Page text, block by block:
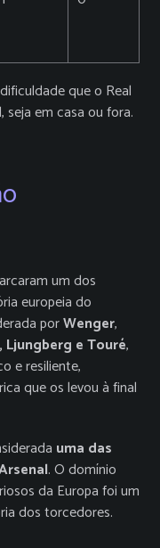
que o Real
em casa ou fora.
um dos
europeia do
porWenger,
Ljungberg e Touré,
e resiliente,
que os levou à final
uma das
. O domínio
da Europa foi um
dos torcedores.